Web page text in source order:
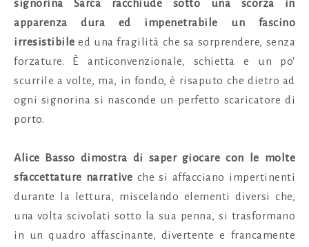
signorina Sarca racchiude sotto una scorza in
apparenza dura ed impenetrabile un fascino
irresistibile ed una fragilità che sa sorprendere, senza
forzature. È anticonvenzionale, schietta e un po'
scurrile a volte, ma, in fondo, è risaputo che dietro ad
ogni signorina si nasconde un perfetto scaricatore di
porto.
Alice Basso dimostra di saper giocare con le molte
sfaccettature narrative che si affacciano impertinenti
durante la lettura, miscelando elementi diversi che,
una volta scivolati sotto la sua penna, si trasformano
in un quadro affascinante, divertente e francamente